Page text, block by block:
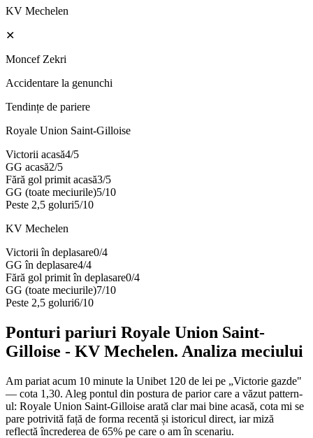
KV Mechelen
✕
Moncef Zekri
Accidentare la genunchi
Tendințe de pariere
Royale Union Saint-Gilloise
Victorii acasă4/5
GG acasă2/5
Fără gol primit acasă3/5
GG (toate meciurile)5/10
Peste 2,5 goluri5/10
KV Mechelen
Victorii în deplasare0/4
GG în deplasare4/4
Fără gol primit în deplasare0/4
GG (toate meciurile)7/10
Peste 2,5 goluri6/10
Ponturi pariuri Royale Union Saint-
Gilloise - KV Mechelen. Analiza meciului
Am pariat acum 10 minute la Unibet 120 de lei pe „Victorie gazde"
— cota 1,30. Aleg pontul din postura de parior care a văzut pattern-
ul: Royale Union Saint-Gilloise arată clar mai bine acasă, cota mi se
pare potrivită față de forma recentă și istoricul direct, iar miză
reflectă încrederea de 65% pe care o am în scenariu.